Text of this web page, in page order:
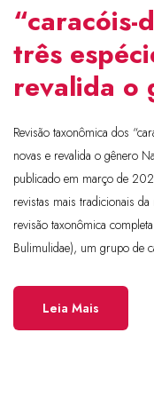
“caracóis-
três
revalida o
Revisão taxonômica dos
novas e revalida o gênero
publicado em março de
revistas mais tradicionais
revisão taxonômica
Bulimulidae), um grupo de
Leia Mais